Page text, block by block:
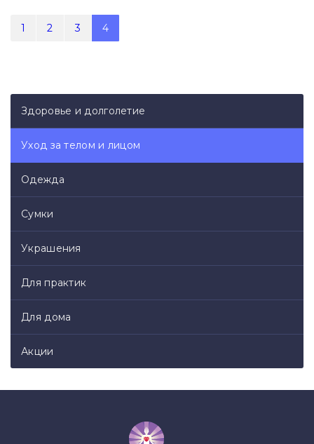
Здоровье и долголетие
Уход за телом и лицом
Одежда
Сумки
Украшения
Для практик
Для дома
Акции
1 2 3 4